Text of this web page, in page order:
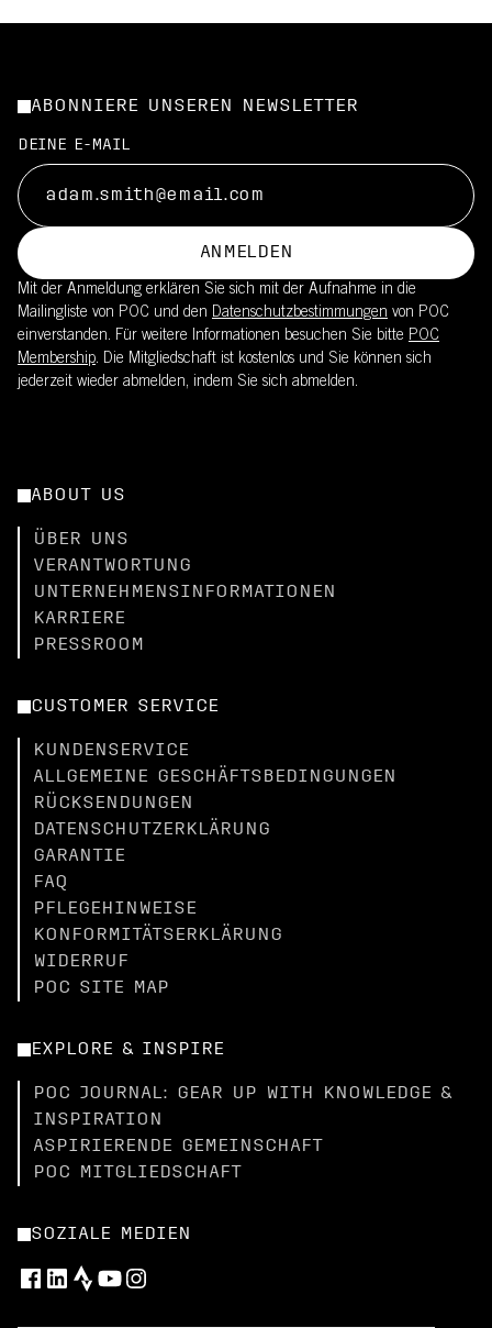
ABONNIERE UNSEREN NEWSLETTER
DEINE E-MAIL
ANMELDEN
Mit der Anmeldung erklären Sie sich mit der Aufnahme in die
Mailingliste von POC und den Datenschutzbestimmungen von POC
einverstanden. Für weitere Informationen besuchen Sie bitte POC
Membership. Die Mitgliedschaft ist kostenlos und Sie können sich
jederzeit wieder abmelden, indem Sie sich abmelden.
ABOUT US
ÜBER UNS
VERANTWORTUNG
UNTERNEHMENSINFORMATIONEN
KARRIERE
PRESSROOM
CUSTOMER SERVICE
KUNDENSERVICE
ALLGEMEINE GESCHÄFTSBEDINGUNGEN
RÜCKSENDUNGEN
DATENSCHUTZERKLÄRUNG
GARANTIE
FAQ
PFLEGEHINWEISE
KONFORMITÄTSERKLÄRUNG
WIDERRUF
POC SITE MAP
EXPLORE & INSPIRE
POC JOURNAL: GEAR UP WITH KNOWLEDGE &
INSPIRATION
ASPIRIERENDE GEMEINSCHAFT
POC MITGLIEDSCHAFT
SOZIALE MEDIEN